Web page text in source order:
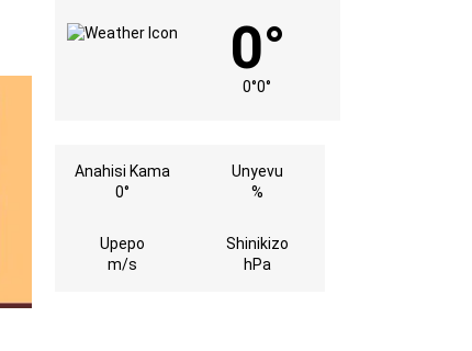
0°
0°0°
Anahisi Kama
0°
Unyevu
%
Upepo
m/s
Shinikizo
hPa